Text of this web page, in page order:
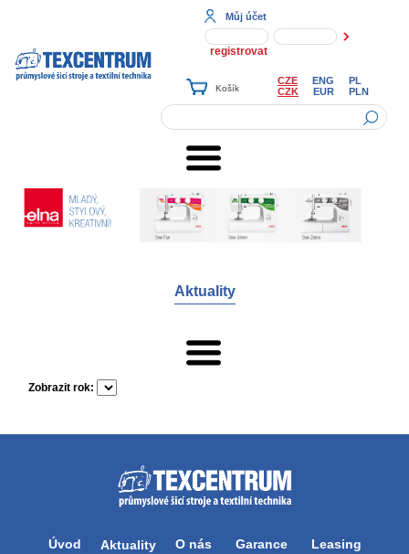
Můj účet
registrovat
CZE ENG
PL
CZK
EUR PLN
Aktuality
Zobrazit rok:
Úvod Aktuality O nás Garance Leasing